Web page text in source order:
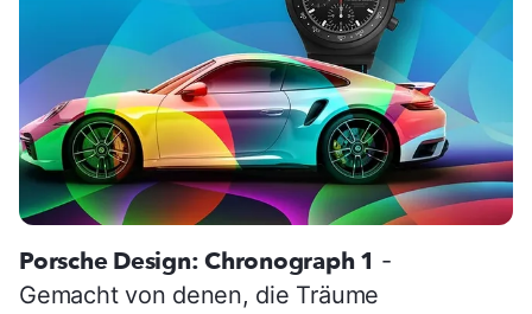
Porsche Design: Chronograph 1 -
Gemacht von denen, die Träume